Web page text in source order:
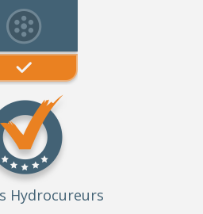
Hydrocureurs